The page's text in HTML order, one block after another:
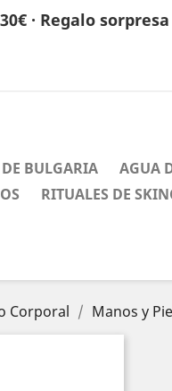
· Regalo
BULGARIA AGUA
RITUALES DE
Corporal Manos y